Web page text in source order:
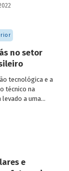
setor de
no setor
tecnológica e a
técnico na
a uma
produzido no
de geração que
tão
diferentes
e